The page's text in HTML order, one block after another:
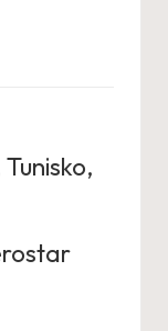
Tunisko,